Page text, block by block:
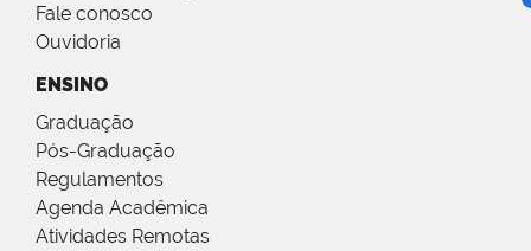
Fale conosco
Ouvidoria
ENSINO
Graduação
Pós-Graduação
Regulamentos
Agenda Acadêmica
Atividades Remotas